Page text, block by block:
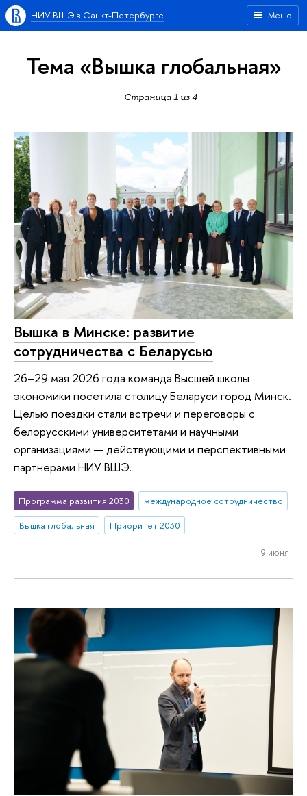
Меню
НИУ ВШЭ в Санкт-Петербурге
Тема «Вышка глобальная»
Страница 1 из 4
Вышка в Минске: развитие
сотрудничества с Беларусью
26–29 мая 2026 года команда Высшей школы
экономики посетила столицу Беларуси город Минск.
Целью поездки стали встречи и переговоры с
белорусскими университетами и научными
организациями — действующими и перспективными
партнерами НИУ ВШЭ.
Программа развития 2030
международное сотрудничество
Вышка глобальная
Приоритет 2030
9 июня